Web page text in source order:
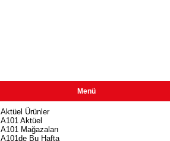
Menü
Aktüel Ürünler
A101 Aktüel
A101 Mağazaları
A101de Bu Hafta